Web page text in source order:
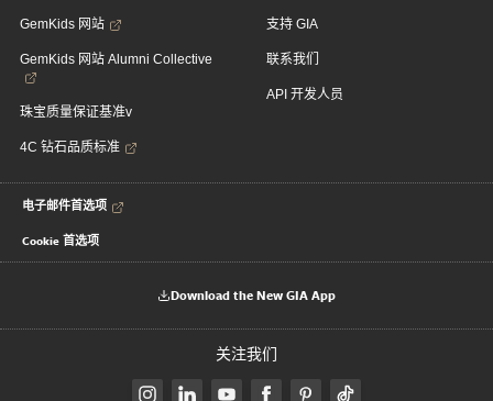
GemKids 网站
GemKids 网站 Alumni Collective
珠宝质量保证基准v
4C 钻石品质标准
支持 GIA
联系我们
API 开发人员
电子邮件首选项
Cookie 首选项
Download the New GIA App
关注我们